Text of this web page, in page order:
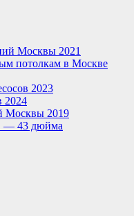
Москвы 2021
потолкам в Москве
2023
2024
Москвы 2019
— 43 дюйма